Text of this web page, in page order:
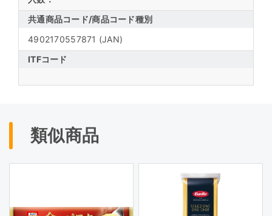
共通商品コード/商品コード種別
4902170557871 (JAN)
ITFコード
類似商品